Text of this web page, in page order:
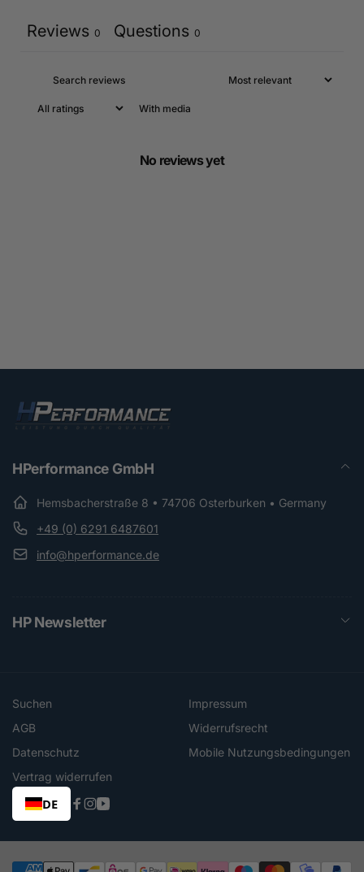
Reviews 0 Questions 0
With media
No reviews yet
HPerformance GmbH
Hemsbacherstraße 8 • 74706 Osterburken • Germany
+49 (0) 6291 6487601
info@hperformance.de
HP Newsletter
Suchen
Impressum
AGB
Widerrufsrecht
Datenschutz
Mobile Nutzungsbedingungen
Vertrag widerrufen
DE
Facebook
Instagram
YouTube